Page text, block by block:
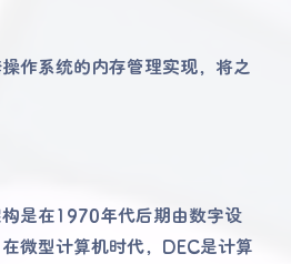
作系统的内存管理实现，将之
是在1970年代后期由数字设
微型计算机时代，DEC是计算